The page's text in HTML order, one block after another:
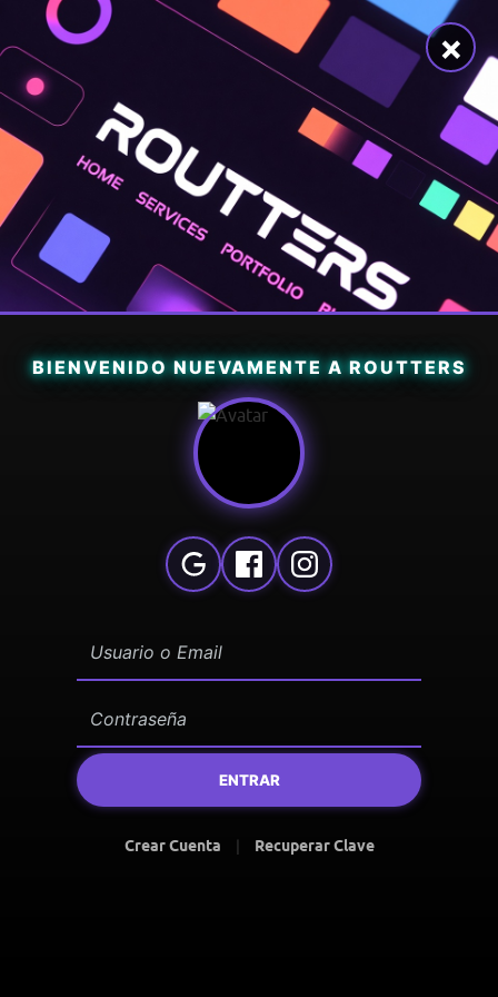
×
BIENVENIDO NUEVAMENTE A ROUTTERS
ENTRAR
Crear Cuenta Recuperar Clave